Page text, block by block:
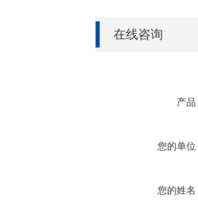
在线咨询
产品
您的单位
您的姓名